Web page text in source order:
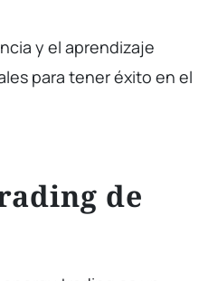
y el aprendizaje
para tener éxito en el
de